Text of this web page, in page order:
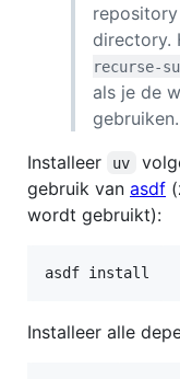
directory.
recurse-
als je de
gebruiken.
Installeer
uv
gebruik van asdf
wordt gebruikt):
asdf install
Installeer alle